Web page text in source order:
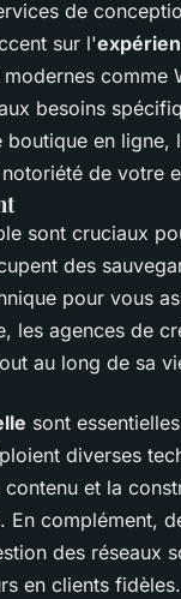
de
sur l'
comme
besoins
en ligne,
de votre
sont cruciaux
des
pour vous
les agences de
au long de sa
sont
diverses
et la
complément,
des réseaux
en clients fidèles.